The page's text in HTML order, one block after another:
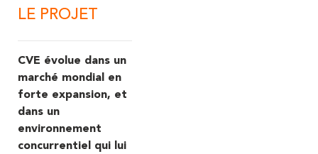
LE PROJET
CVE évolue dans un
marché mondial en
forte expansion, et
dans un
environnement
concurrentiel qui lui